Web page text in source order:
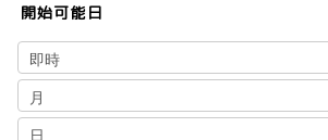
開始可能日